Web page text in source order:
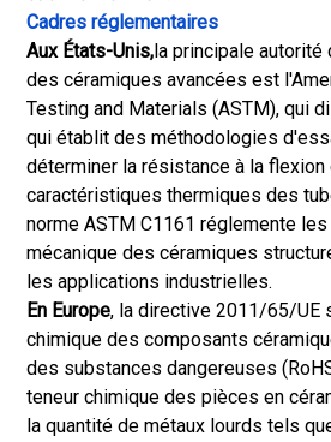
Cadres réglementaires
Aux États-Unis,la principale autorité
des céramiques avancées est
Testing and Materials (ASTM), qui
qui établit des méthodologies
déterminer la résistance à la flexion
caractéristiques thermiques des
norme ASTM C1161 réglemente
mécanique des céramiques
les applications industrielles.
En Europe, la directive 2011/65/UE
chimique des composants
des substances dangereuses
teneur chimique des pièces en
la quantité de métaux lourds tels